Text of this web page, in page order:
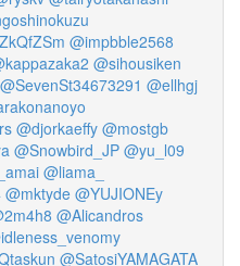
@impbble2568
@sihousiken
@SevenSt34673291 @ellhgj
@djorkaeffy @mostgb
@Snowbird_JP @yu_l09
@liama_
@mktyde @YUJIONEy
@Alicandros
@SatosiYAMAGATA